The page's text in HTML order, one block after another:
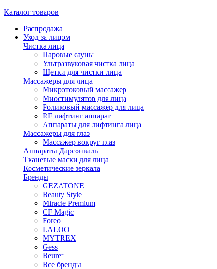
Каталог товаров
Распродажа
Уход за лицом
Чистка лица
Паровые сауны
Ультразвуковая чистка лица
Щетки для чистки лица
Массажеры для лица
Микротоковый массажер
Миостимулятор для лица
Роликовый массажер для лица
RF лифтинг аппарат
Аппараты для лифтинга лица
Массажеры для глаз
Массажер вокруг глаз
Аппараты Дарсонваль
Тканевые маски для лица
Косметические зеркала
Бренды
GEZATONE
Beauty Style
Miracle Premium
CF Magic
Foreo
LALOO
MYTREX
Gess
Beurer
Все бренды